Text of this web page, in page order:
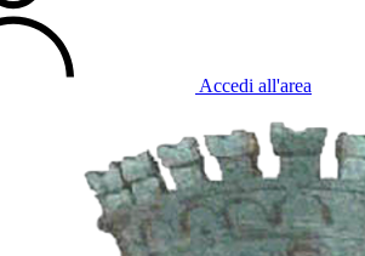
Accedi all'area